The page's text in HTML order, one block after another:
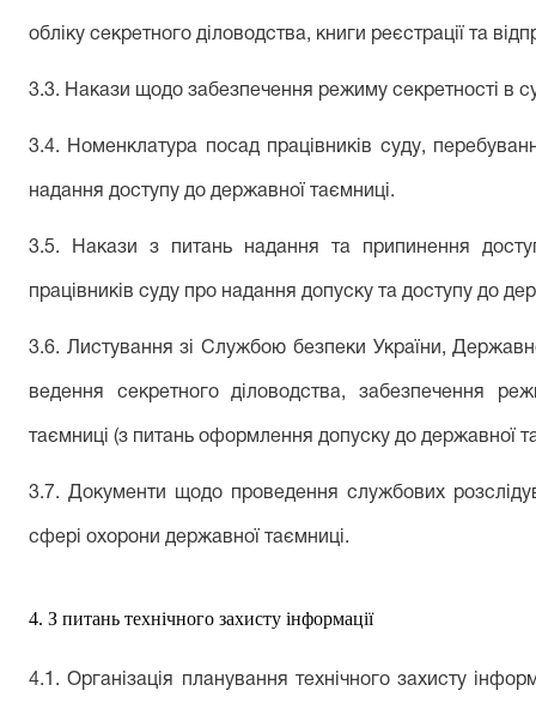
обліку секретного діловодства, книги реєстрації та
3.3. Накази щодо забезпечення режиму секретності в
3.4. Номенклатура посад працівників суду,
надання доступу до державної таємниці.
3.5. Накази з питань надання та припинення
працівників суду про надання допуску та доступу до
3.6. Листування зі Службою безпеки України,
ведення секретного діловодства, забезпечення
таємниці (з питань оформлення допуску до державної
3.7. Документи щодо проведення службових
сфері охорони державної таємниці.
4. З питань технічного захисту інформації
4. .Організація планування технічного захисту